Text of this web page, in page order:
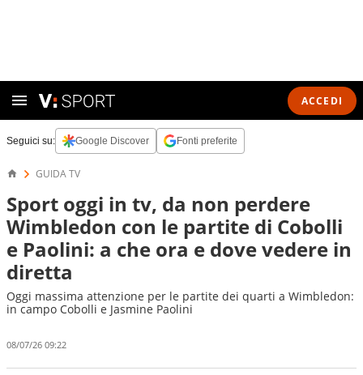
ACCEDI
Seguici su: Google Discover Fonti preferite
GUIDA TV
Sport oggi in tv, da non perdere
Wimbledon con le partite di Cobolli
e Paolini: a che ora e dove vedere in
diretta
Oggi massima attenzione per le partite dei quarti a Wimbledon:
in campo Cobolli e Jasmine Paolini
08/07/26 09:22